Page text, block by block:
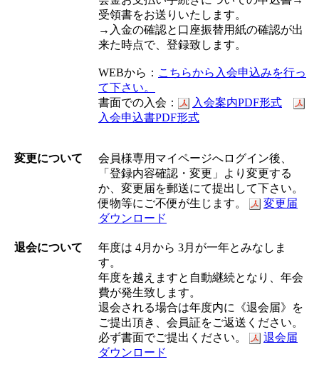
受領書をお送りいたします。
→入金の確認と口座振替用紙の確認が出
来た時点で、登録致します。
WEBから： こちらから入会申込みを行っ
て下さい。
書面での入会：
入会案内PDF形式
入会申込書PDF形式
変更について
会員様専用マイページへログイン後、
「登録内容確認・変更」より変更する
か、変更届を郵送にて提出して下さい。
便物等にご不便が生じます。
変更届
ダウンロード
退会について
年度は 4月から 3月が一年とみなしま
す。
年度を越えますと自動継続となり、年会
費が発生致します。
退会される場合は年度内に《退会届》を
ご提出頂き、会員証をご返送ください。
必ず書面でご提出ください。
退会届
ダウンロード